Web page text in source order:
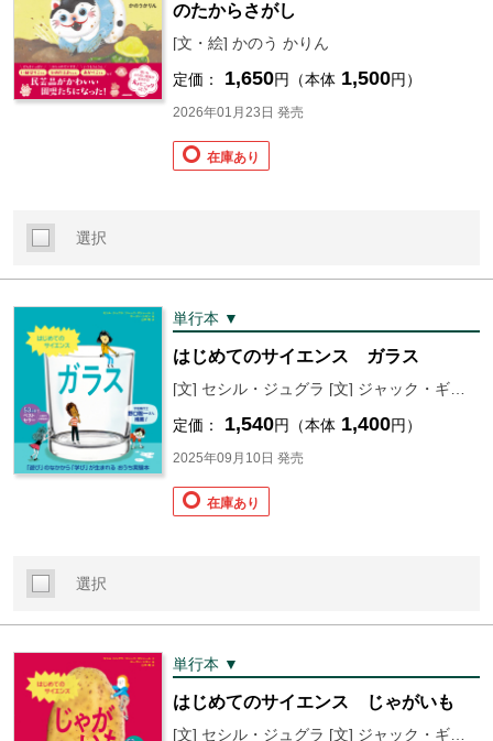
のたからさがし
[文・絵] かのう かりん
定価： 1,650円（本体 1,500円）
2026年01月23日 発売
在庫あり
選択
単行本 ▼
はじめてのサイエンス ガラス
定価： 1,540円（本体 1,400円）
2025年09月10日 発売
在庫あり
選択
単行本 ▼
はじめてのサイエンス じゃがいも